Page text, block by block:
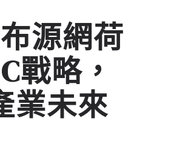
源網荷
戰略，
業未來